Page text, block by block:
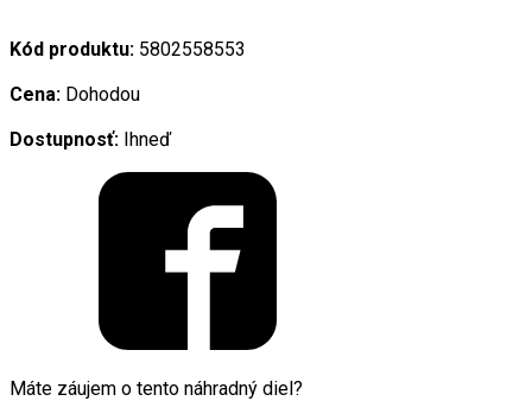
Kód produktu: 5802558553
Cena: Dohodou
Dostupnosť: Ihneď
Máte záujem o tento náhradný diel?